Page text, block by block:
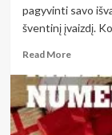
pagyvinti savo
šventinį įvaizdį.
Read MoreRead
about
Spalvoti
lęšiai